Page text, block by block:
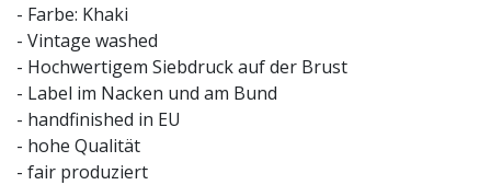
- Farbe: Khaki
- Vintage washed
- Hochwertigem Siebdruck auf der Brust
- Label im Nacken und am Bund
- handfinished in EU
- hohe Qualität
- fair produziert